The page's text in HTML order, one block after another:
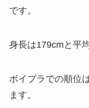
です。
身長は179cmと平
ボイプラでの順位
ます。